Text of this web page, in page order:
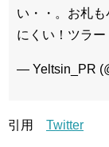
い・・。お札
にくい！ツラー
— Yeltsin_PR
引用 Twitter